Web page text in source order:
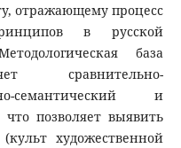
отражающему процесс
в русской
база
сравнительно-
семантический и
позволяет выявить
художественной